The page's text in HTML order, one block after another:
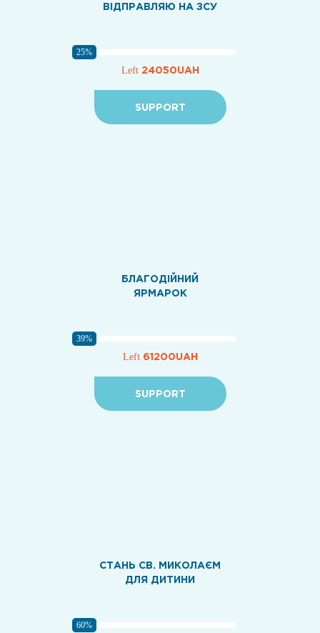
ВІДПРАВЛЯЮ НА ЗСУ
25%
Left 24050UAH
SUPPORT
БЛАГОДІЙНИЙ
ЯРМАРОК
39%
Left 61200UAH
SUPPORT
СТАНЬ СВ. МИКОЛАЄМ
ДЛЯ ДИТИНИ
60%